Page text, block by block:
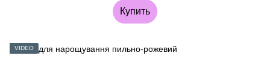
Купить
VIDEO